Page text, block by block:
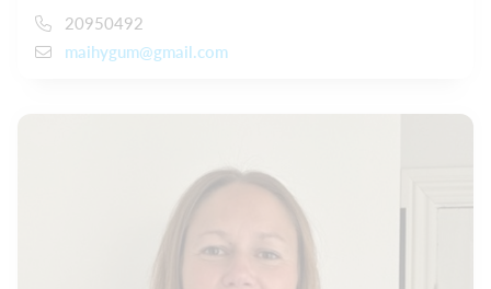
20950492
maihygum@gmail.com